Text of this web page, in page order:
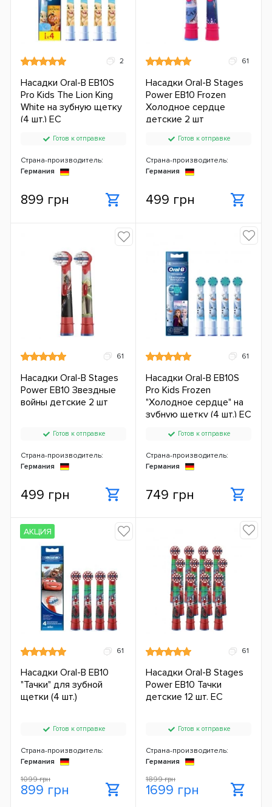
2
Насадки Oral-B EB10S
Pro Kids The Lion King
White на зубную щетку
(4 шт.) ЕС
Готов к отправке
Страна-производитель:
Германия
899 грн
61
Насадки Oral-B Stages
Power EB10 Frozen
Холодное сердце
детские 2 шт
Готов к отправке
Страна-производитель:
Германия
499 грн
61
Насадки Oral-B Stages
Power EB10 Звездные
войны детские 2 шт
Готов к отправке
Страна-производитель:
Германия
499 грн
61
Насадки Oral-B EB10S
Pro Kids Frozen
"Холодное сердце" на
зубную щетку (4 шт.) ЕС
Готов к отправке
Страна-производитель:
Германия
749 грн
61
Насадки Oral-B EB10
"Тачки" для зубной
щетки (4 шт.)
Готов к отправке
Страна-производитель:
Германия
1099 грн
899 грн
АКЦИЯ
61
Насадки Oral-B Stages
Power EB10 Тачки
детские 12 шт. ЕС
Готов к отправке
Страна-производитель:
Германия
1899 грн
1699 грн